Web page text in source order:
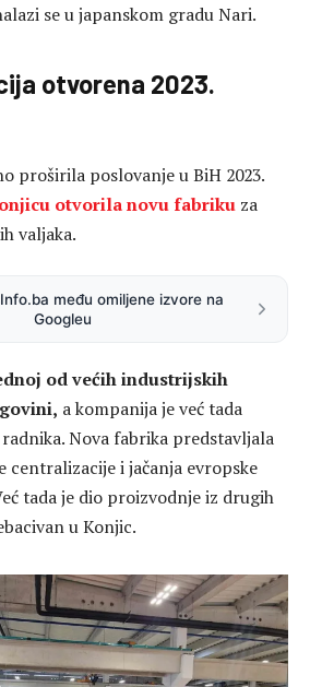
se u japanskom gradu Nari.
otvorena 2023.
proširila poslovanje u BiH 2023.
otvorila novu fabriku za
valjaka.
među omiljene izvore na
Googleu
od većih industrijskih
a kompanija je već tada
Nova fabrika predstavljala
centralizacije i jačanja evropske
tada je dio proizvodnje iz drugih
u Konjic.